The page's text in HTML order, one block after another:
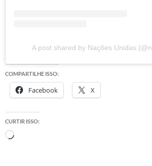
A post shared by Nações Unidas
COMPARTILHE ISSO:
Facebook X
CURTIR ISSO:
Carregando...